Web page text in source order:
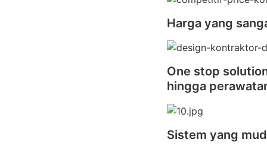
Harga yang
One stop
hingga
Sistem yang